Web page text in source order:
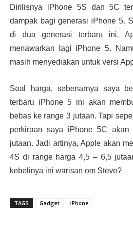
Dirilisnya iPhone 5S dan 5C
dampak bagi generasi iPhone 5.
di dua generasi terbaru ini,
menawarkan lagi iPhone 5.
masih menyediakan untuk versi
Soal harga, sebenarnya saya
terbaru iPhone 5 ini akan
bebas ke range 3 jutaan. Tapi
perkiraan saya iPhone 5C
jutaan. Jadi artinya, Apple akan
4S di range harga 4,5 – 6,5
kebelinya ini warisan om Steve?
TAGS Gadget iPhone